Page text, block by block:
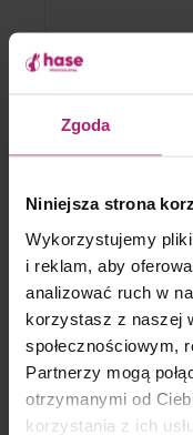
Zgoda
Niniejsza strona
Wykorzystujemy
i reklam, aby
analizować ruch w
korzystasz z naszej
społecznościowym,
Partnerzy mogą
otrzymanymi od
korzystania z ich
Podmiot
Czystysklep.pl
NIP:
KRS:
(w